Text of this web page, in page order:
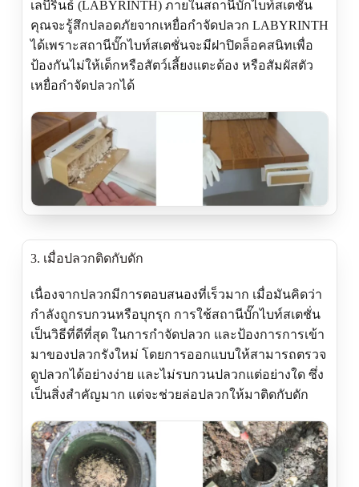
เลบี้ริ้นธ์ (LABYRINTH) ภายในสถานีบั๊กไบท์สเตชั่น
คุณจะรู้สึกปลอดภัยจากเหยื่อกำจัดปลวก LABYRINTH
ได้เพราะสถานีบั๊กไบท์สเตชั่นจะมีฝาปิดล็อคสนิทเพื่อ
ป้องกันไม่ให้เด็กหรือสัตว์เลี้ยงแตะต้อง หรือสัมผัสตัว
เหยื่อกำจัดปลวกได้
3. เมื่อปลวกติดกับดัก
เนื่องจากปลวกมีการตอบสนองที่เร็วมาก เมื่อมันคิดว่า
กำลังถูกรบกวนหรือบุกรุก การใช้สถานีบั๊กไบท์สเตชั่น
เป็นวิธีที่ดีที่สุด ในการกำจัดปลวก และป้องการการเข้า
มาของปลวกรังใหม่ โดยการออกแบบให้สามารถตรวจ
ดูปลวกได้อย่างง่าย และไม่รบกวนปลวกแต่อย่างใด ซึ่ง
เป็นสิ่งสำคัญมาก แต่จะช่วยล่อปลวกให้มาติดกับดัก